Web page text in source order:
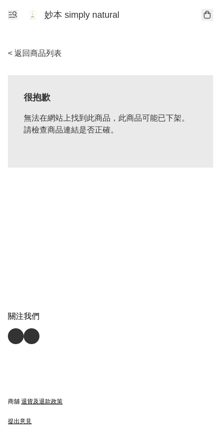
妙本 simply natural
< 返回商品列表
很抱歉
無法在網站上找到此商品，此商品可能已下架。
請檢查商品連結是否正確。
關注我們
商舖 退貨及退款政策
提出意見